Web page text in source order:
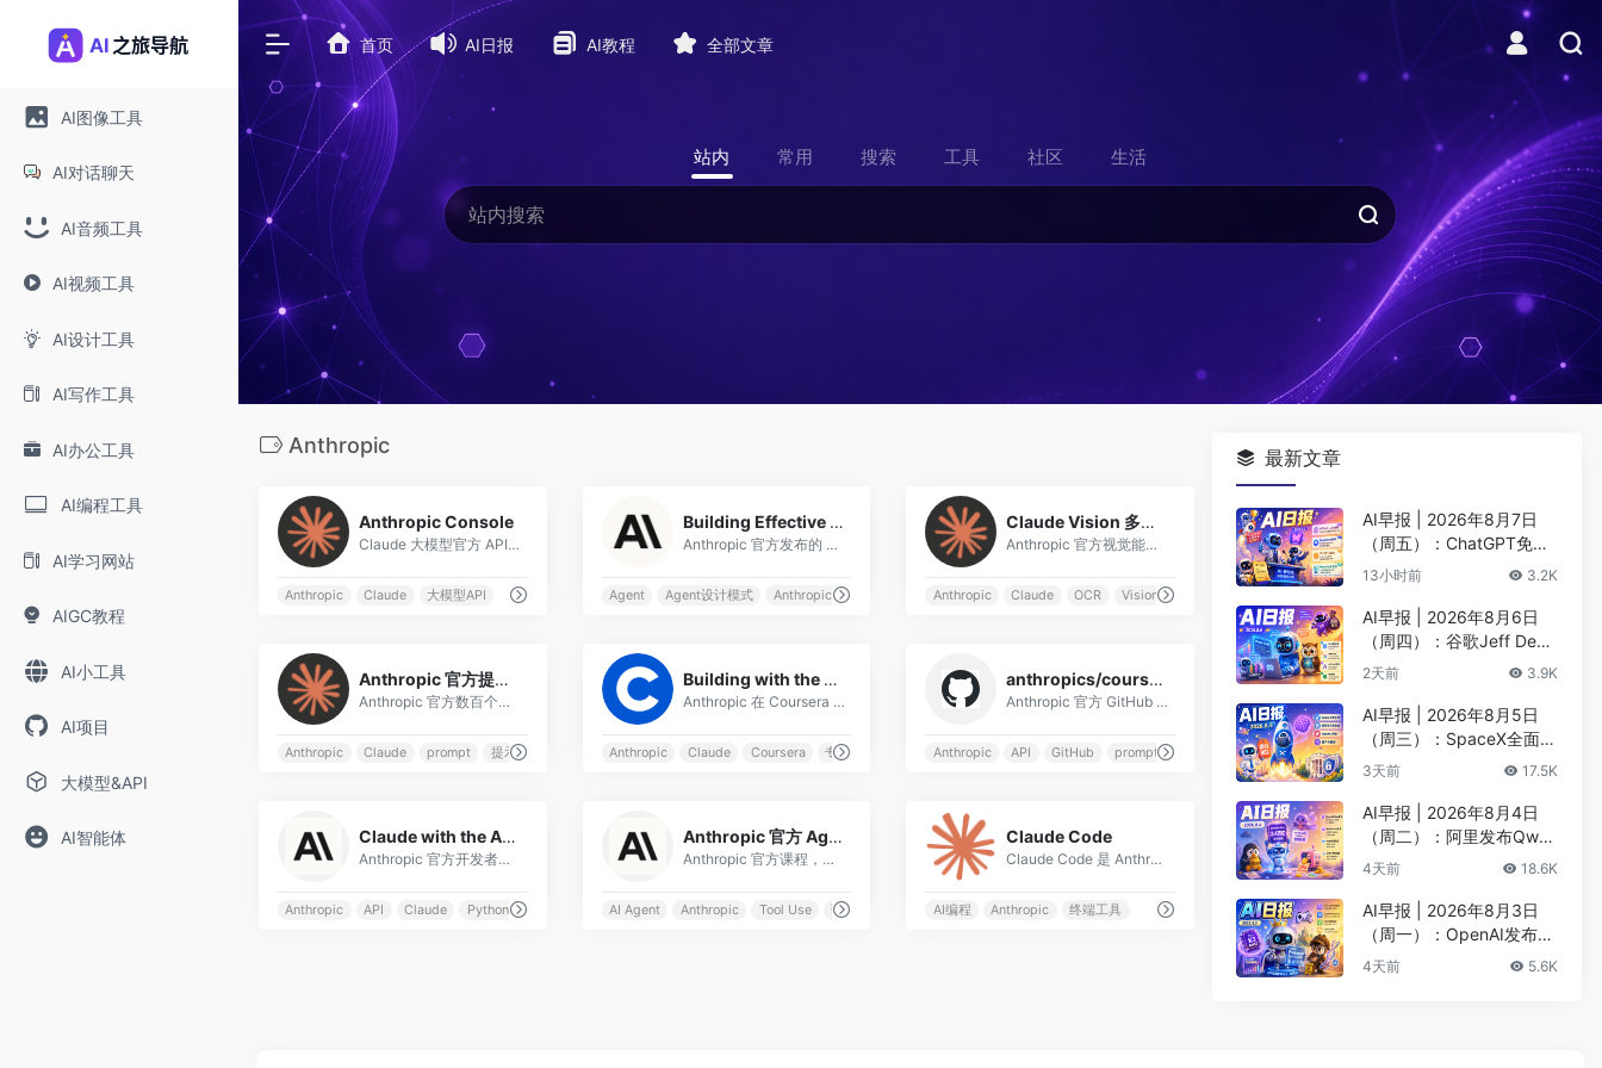
AI图像工具
AI对话聊天
AI音频工具
AI视频工具
AI设计工具
AI写作工具
AI办公工具
AI编程工具
AI学习网站
AIGC教程
AI小工具
AI项目
大模型&API
AI智能体
首页 AI日报 AI教程 全部文章
站内 常用 搜索 工具 社区 生活
Anthropic
Anthropic Console
Claude 大模型官方 API 平台
Anthropic Claude 大模型API
Building Effective AI Agents — Anthropic 官方 Agent 构建实践指南
Anthropic 官方发布的 Agent 构建实践指南，基于与数十个团队合作开发 LLM Agent 的一手经验总结。核心观点：最成功的实现使用简单、可组合的模式而非复杂框架。指南覆盖：Agent 与工作流的选型决策（何时用 Workfl
Agent Agent设计模式 Anthropic
Claude Vision 多模态能力指南
Anthropic 官方视觉能力指南：用 Claude 处理图片、图表、PDF，涵盖 OCR、图像分析、图表解读，附带代码示例。
Anthropic Claude OCR Vision
Anthropic 官方提示词库（Prompt Library）
Anthropic 官方数百个高质量提示词模板，覆盖创意写作、代码生成、数据分析、教育辅导等场景，可直接复制使用。
Anthropic Claude prompt 提示词模板
Building with the Claude API — Coursera 专项课
Anthropic 在 Coursera 上线的系统课程：Getting Started with Claude、Prompt Engineering and Evaluation、Tool Use、MCP、RAG、Claude Code。
Anthropic Claude Coursera 专项课程
anthropics/courses — GitHub 官方课程仓库
Anthropic 官方 GitHub 上的 5 门互动课程：Anthropic API Fundamentals、Prompt Engineering Interactive Tutorial、Real World Prompting、P
Anthropic API GitHub prompt
Claude with the Anthropic API — 开发者入门
Anthropic 官方开发者入门课程，从 API 密钥配置到第一条 Chat Completion 请求，涵盖消息格式、角色设置、参数调优。推荐作为 Anthropic 开发者学习路线的第一站。
Anthropic API Claude Python
Anthropic 官方 Agent Skills 课程
Anthropic 官方课程，系统学习 Tool Use、任务规划、错误恢复等 Agent 核心技能。
AI Agent Anthropic Tool Use 课程
Claude Code
Claude Code 是 Anthropic 公司推出的面向软件开发者的 AI 编程代理工具，以命令行界面（CLI）形式运行，可直接在终端中与代码库进行深度交
AI编程 Anthropic 终端工具
最新文章
AI早报 | 2026年8月7日
（周五）：ChatGPT免费
版升级GPT-5.6 Luna无限
萨比斯卸任CEO
13小时前 3.2K
AI早报 | 2026年8月6日
（周四）：谷歌Jeff Dean
创办AI科学公司、Meta发
2天前 3.9K
AI早报 | 2026年8月5日
（周三）：SpaceX全面押
注英伟达布局太空AI、四
3天前 17.5K
AI早报 | 2026年8月4日
（周二）：阿里发布Qwen
3.8-Max旗舰模型、MiniM
4天前 18.6K
AI早报 | 2026年8月3日
（周一）：OpenAI发布Pr
esence、DNA证据被曝可
4天前 5.6K